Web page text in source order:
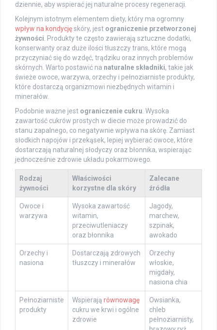
dziennie, aby wspierać jej naturalne procesy regeneracji.
Kolejnym istotnym elementem diety, który ma ogromny
wpływ na kondycjęskóry, jest ograniczenie przetworzonej
żywności. Produkty te często zawierają sztuczne dodatki,
konserwanty oraz duże ilości tłuszczy trans, które mogą
przyczyniać się do wzdęć, trądziku oraz innych problemów
skórnych. Warto postawić na naturalne składniki, takie jak
świeże owoce, warzywa, orzechy i pełnoziarniste produkty,
które dostarczą organizmowi niezbędnych witamin i
minerałów.
Podobnie ważne jest ograniczenie cukru. Wysoka
zawartość cukrów prostych w diecie może prowadzić do
stanu zapalnego, co negatywnie wpływa na skórę. Zamiast
słodkich napojów i przekąsek, lepiej wybierać owoce, które
dostarczają naturalnej słodyczy oraz błonnika, wspierając
jednocześnie zdrowie układu pokarmowego.
Rodzaj
żywności
Właściwości
korzystne dla skóry
Zalecane
źródła
Owoce i
warzywa
Wysoka zawartość
witamin,
przeciwutleniaczy
oraz błonnika
Jagody,
marchew,
szpinak,
awokado
Orzechy i
nasiona
Dostarczają zdrowych
tłuszczy i minerałów
Orzechy
włoskie,
migdały,
nasiona chia
Pełnoziarniste
produkty
Wspierają równowagę
cukru we krwi i ogólne
zdrowie
Owsianka,
chleb
pełnoziarnisty,